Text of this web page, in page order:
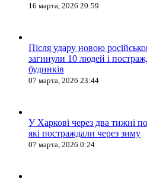
16 марта, 2026 20:59
Після удару новою
загинули 10 людей і
будинків
07 марта, 2026 23:44
У Харкові через два тижні
які постраждали через зиму
07 марта, 2026 0:24